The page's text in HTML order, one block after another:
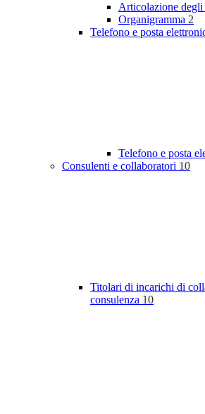
Articolazione
Organigramma 2
Telefono e posta
Telefono e posta
Consulenti e collaboratori 10
Titolari di incarichi di
consulenza 10